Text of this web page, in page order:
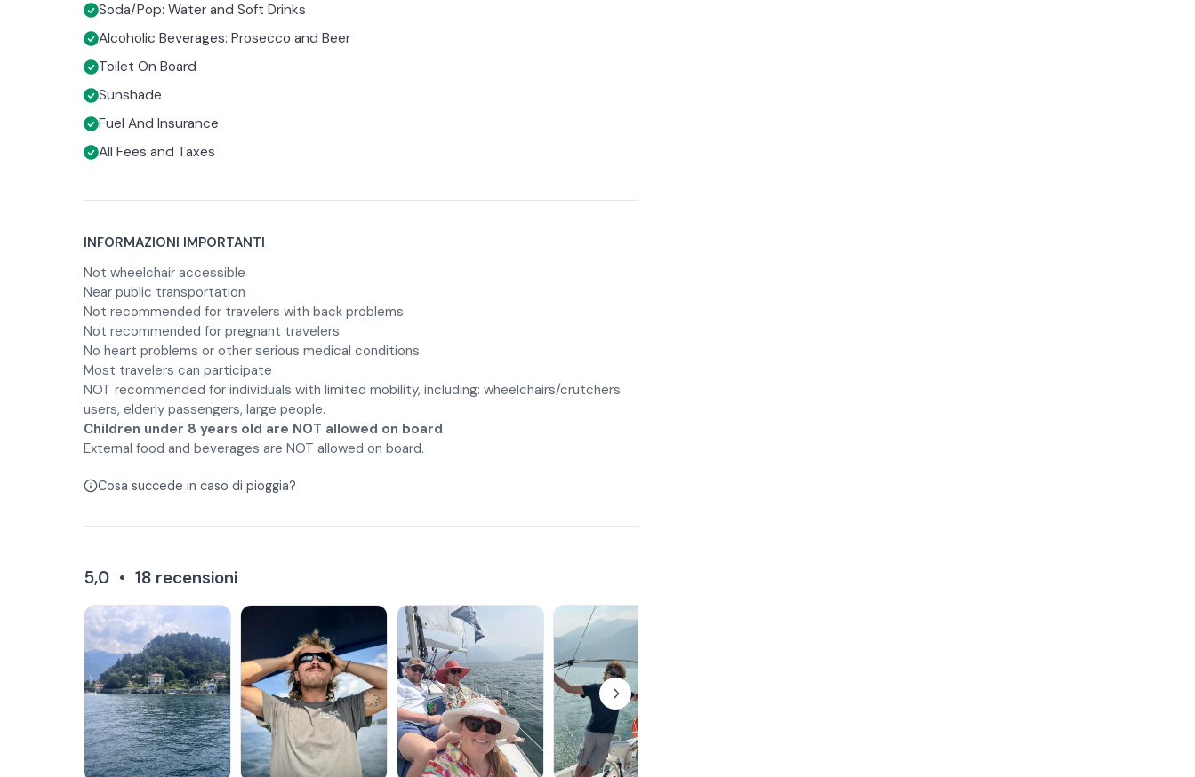
Soda/Pop: Water and Soft Drinks
Alcoholic Beverages: Prosecco and Beer
Toilet On Board
Sunshade
Fuel And Insurance
All Fees and Taxes
INFORMAZIONI IMPORTANTI
Not wheelchair accessible
Near public transportation
Not recommended for travelers with back problems
Not recommended for pregnant travelers
No heart problems or other serious medical conditions
Most travelers can participate
NOT recommended for individuals with limited mobility, including: wheelchairs/crutchers
users, elderly passengers, large people.
Children under 8 years old are NOT allowed on board
External food and beverages are NOT allowed on board.
Cosa succede in caso di pioggia?
5,0 • 18 recensioni